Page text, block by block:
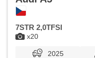
x20
7STR 2,0TFSI
2025